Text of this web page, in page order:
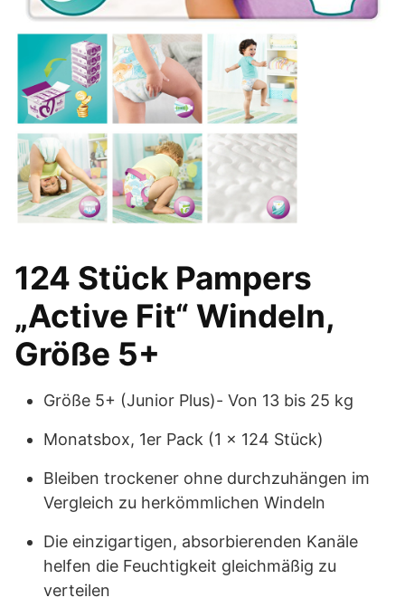
124 Stück Pampers
„Active Fit“ Windeln,
Größe 5+
Größe 5+ (Junior Plus)- Von 13 bis 25 kg
Monatsbox, 1er Pack (1 x 124 Stück)
Bleiben trockener ohne durchzuhängen im
Vergleich zu herkömmlichen Windeln
Die einzigartigen, absorbierenden Kanäle
helfen die Feuchtigkeit gleichmäßig zu
verteilen